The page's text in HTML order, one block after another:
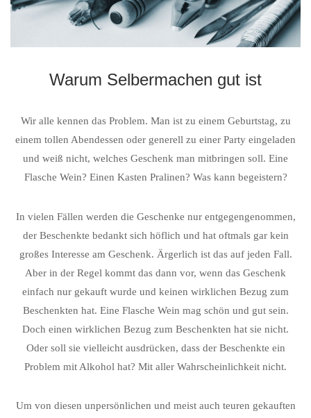
Warum Selbermachen gut ist
Wir alle kennen das Problem. Man ist zu einem Geburtstag, zu
einem tollen Abendessen oder generell zu einer Party eingeladen
und weiß nicht, welches Geschenk man mitbringen soll. Eine
Flasche Wein? Einen Kasten Pralinen? Was kann begeistern?
In vielen Fällen werden die Geschenke nur entgegengenommen,
der Beschenkte bedankt sich höflich und hat oftmals gar kein
großes Interesse am Geschenk. Ärgerlich ist das auf jeden Fall.
Aber in der Regel kommt das dann vor, wenn das Geschenk
einfach nur gekauft wurde und keinen wirklichen Bezug zum
Beschenkten hat. Eine Flasche Wein mag schön und gut sein.
Doch einen wirklichen Bezug zum Beschenkten hat sie nicht.
Oder soll sie vielleicht ausdrücken, dass der Beschenkte ein
Problem mit Alkohol hat? Mit aller Wahrscheinlichkeit nicht.
Um von diesen unpersönlichen und meist auch teuren gekauften